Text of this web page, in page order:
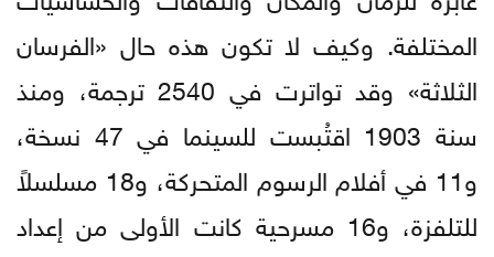
المختلفة. وكيف لا تكون هذه حال «الفرسان
الثلاثة» وقد تواترت في 2540 ترجمة، ومنذ
سنة 1903 اقتُبست للسينما في 47 نسخة،
و11 في أفلام الرسوم المتحركة، و18 مسلسلاً
للتلفزة، و16 مسرحية كانت الأولى من إعداد